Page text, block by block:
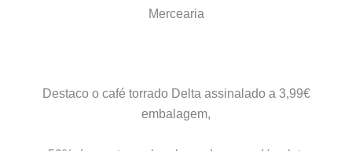
Mercearia
Destaco o café torrado Delta assinalado a 3,99€
embalagem,